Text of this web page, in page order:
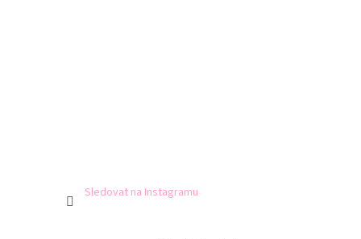
Sledovat na Instagramu